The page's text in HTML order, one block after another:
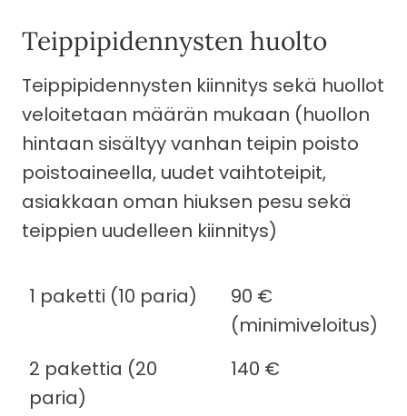
Teippipidennysten huolto
Teippipidennysten kiinnitys sekä huollot
veloitetaan määrän mukaan (huollon
hintaan sisältyy vanhan teipin poisto
poistoaineella, uudet vaihtoteipit,
asiakkaan oman hiuksen pesu sekä
teippien uudelleen kiinnitys)
1 paketti (10 paria)
90 €
(minimiveloitus)
2 pakettia (20
paria)
140 €